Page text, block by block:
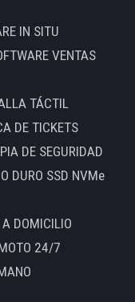
IN SITU
VENTAS
TÁCTIL
DE TICKETS
DE SEGURIDAD
DURO SSD NVMe
DOMICILIO
24/7